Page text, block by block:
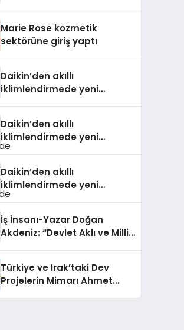
Aldı
Marie Rose kozmetik
sektörüne giriş yaptı
Daikin’den akıllı
iklimlendirmede yeni
Daikin’den akıllı
iklimlendirmede yeni
dönem: Madoka Plus
Daikin’den akıllı
iklimlendirmede yeni
dönem: Madoka Plus
İş İnsanı-Yazar Doğan
Akdeniz: “Devlet Aklı ve Milli
Türkiye ve Irak’taki Dev
Projelerin Mimarı Ahmet